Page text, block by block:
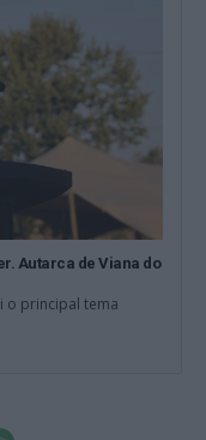
Autarca de Viana do
o principal tema